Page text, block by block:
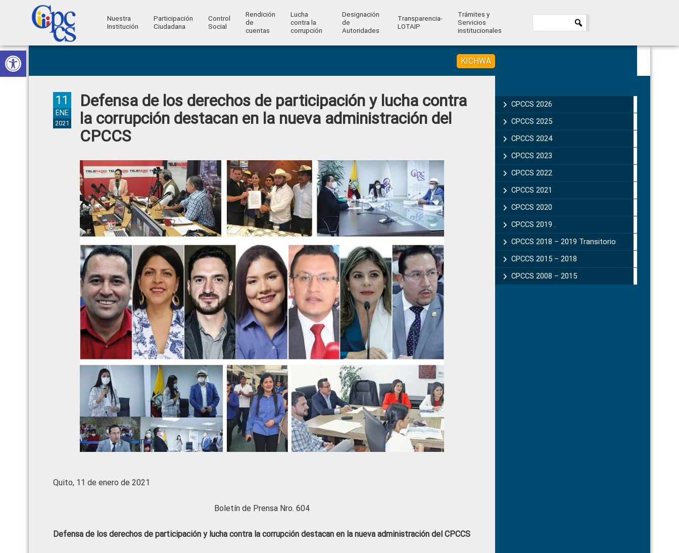
Abrir barra de herramientas
Skip
to
primary
Skip
to
main
Skip
to
primary
Skip
to
footer
Ciudadana
Control
Ciudadano
Nuestra
Institución
Participación
Ciudadana
Control
Social
Rendición
de
cuentas
Lucha
contra la
corrupción
Designación
de
Autoridades
Transparencia-
LOTAIP
Trámites y
Servicios
institucionales
KICHWA
Defensa de los derechos de participación y lucha contra
la corrupción destacan en la nueva administración del
CPCCS
11
ENE
2021
Quito, 11 de enero de 2021
Boletín de Prensa Nro. 604
Defensa de los derechos de participación y lucha contra la corrupción destacan en la nueva administración del CPCCS
Sidebar
CPCCS 2026
CPCCS 2025
CPCCS 2024
CPCCS 2023
CPCCS 2022
CPCCS 2021
CPCCS 2020
CPCCS 2019 .
CPCCS 2018 – 2019 Transitorio
CPCCS 2015 – 2018
CPCCS 2008 – 2015